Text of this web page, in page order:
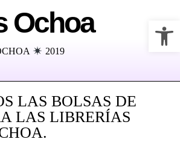
Ochoa
2019
LAS BOLSAS DE
LAS LIBRERÍAS